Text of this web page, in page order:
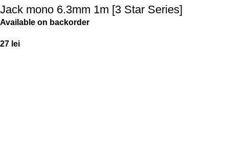
Jack mono 6.3mm 1m [3 Star Series]
Available on backorder
27 lei